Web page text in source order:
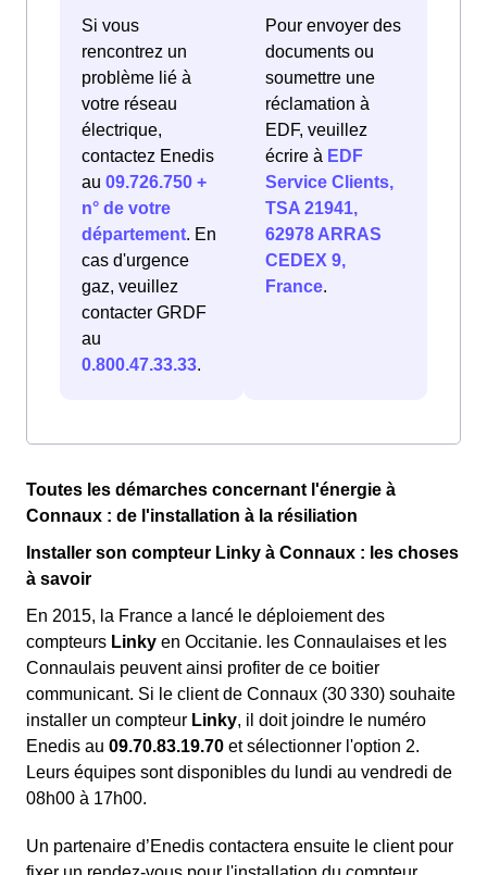
Si vous
rencontrez un
problème lié à
votre réseau
électrique,
contactez Enedis
au 09.726.750 +
n° de votre
département. En
cas d'urgence
gaz, veuillez
contacter GRDF
au
0.800.47.33.33.
Pour envoyer des
documents ou
soumettre une
réclamation à
EDF, veuillez
écrire à EDF
Service Clients,
TSA 21941,
62978 ARRAS
CEDEX 9,
France.
Toutes les démarches concernant l'énergie à
Connaux : de l'installation à la résiliation
Installer son compteur Linky à Connaux : les choses
à savoir
En 2015, la France a lancé le déploiement des
compteurs Linky en Occitanie. les Connaulaises et les
Connaulais peuvent ainsi profiter de ce boitier
communicant. Si le client de Connaux (30 330) souhaite
installer un compteur Linky, il doit joindre le numéro
Enedis au 09.70.83.19.70 et sélectionner l'option 2.
Leurs équipes sont disponibles du lundi au vendredi de
08h00 à 17h00.
Un partenaire d’Enedis contactera ensuite le client pour